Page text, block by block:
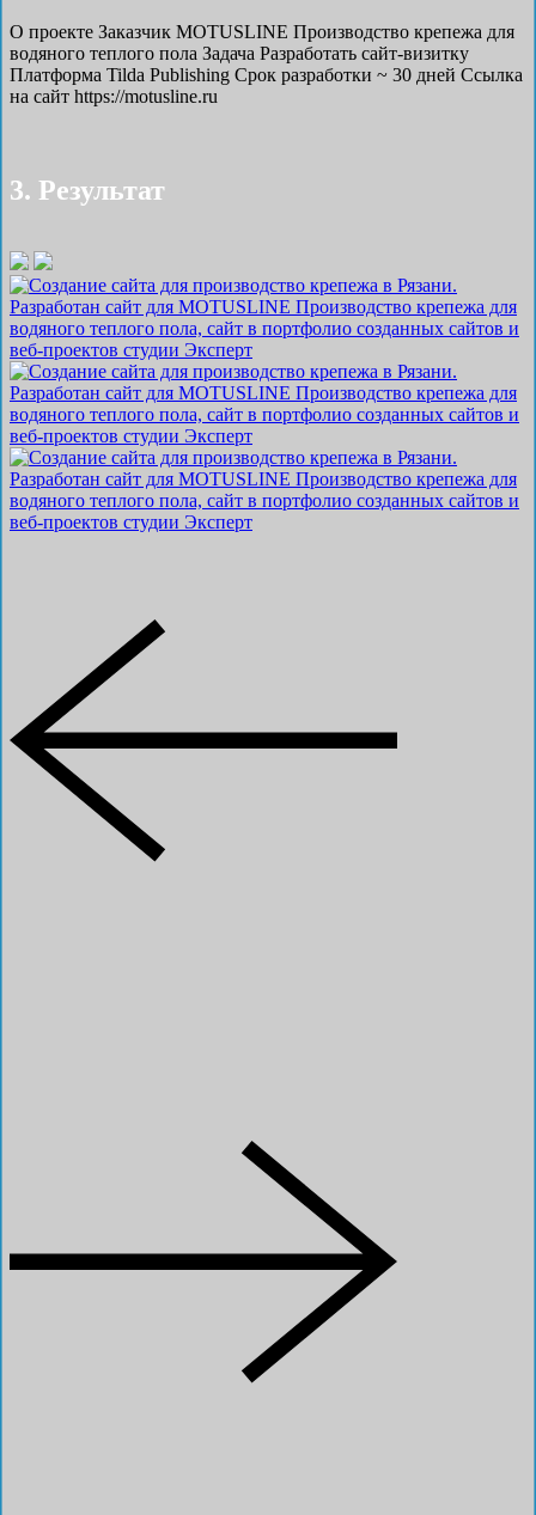
О проекте Заказчик MOTUSLINE Производство крепежа для
водяного теплого пола Задача Разработать cайт-визитку
Платформа Tilda Publishing Срок разработки ~ 30 дней Ссылка
на сайт https://motusline.ru
3. Результат